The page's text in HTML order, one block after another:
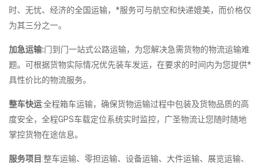
时、无忧、经济的全国运输，*服务可与航空和快递媲美，而价格仅
为其三分之一。
加急运输:门到门一站式公路运输，为您解决急需货物的物流运输难
题。可根据货物实际情况优先装车发运，在要求的时间内为您提供*
具性价比的物流服务。
整车快运:全程箱车运输，确保货物运输过程中包装及货物品质的高
度安全，全程GPS车载定位系统实时监控，广圣物流让您随时随地
掌控货物在途信息。
服务项目 :整车运输、零担运输、设备运输、大件运输、展览运输、